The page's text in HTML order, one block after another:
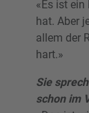
«Es ist
hat. Aber
allem der
hart.»
Sie
schon im